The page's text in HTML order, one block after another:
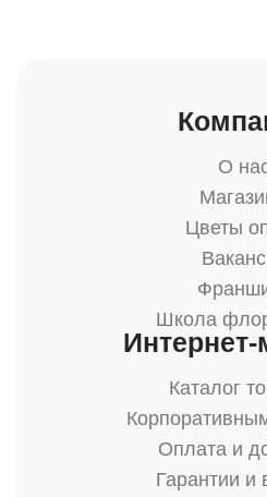
О
Цветы
Школа
Интернет-
Каталог
Оплата и
Гарантии и